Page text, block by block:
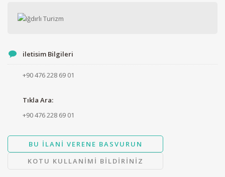
iletisim Bilgileri
+90 476 228 69 01
Tıkla Ara:
+90 476 228 69 01
BU ILANI VERENE BASVURUN
KOTU KULLANIMI BILDIRINIZ